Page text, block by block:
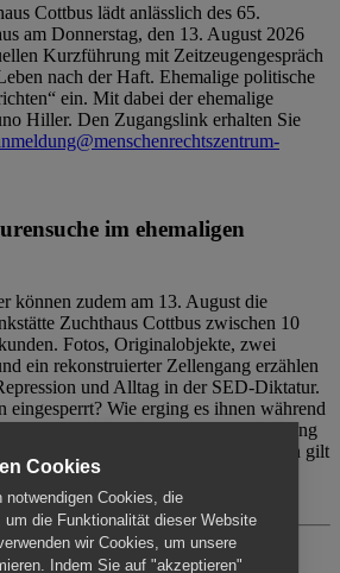
Cottbus lädt anlässlich des 65.
am Donnerstag, den 13. August 2026
Kurzführung mit Zeitzeugengespräch
nach der Haft. Ehemalige politische
ein. Mit dabei der ehemalige
Hiller. Den Zugangslink erhalten Sie
im ehemaligen
können zudem am 13. August die
Zuchthaus Cottbus zwischen 10
Fotos, Originalobjekte, zwei
ein rekonstruierter Zellengang erzählen
und Alltag in der SED-Diktatur.
eingesperrt? Wie erging es ihnen während
erfolgt individuell ohne Betreuung
Cottbus. Für Begleitpersonen gilt
5€).
Cookies
notwendigen Cookies, die
um die Funktionalität dieser Website
wir Cookies, um unsere
Indem Sie auf "akzeptieren"